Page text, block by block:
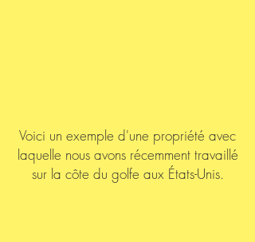
Voici un exemple d'une propriété avec
laquelle nous avons récemment travaillé
sur la côte du golfe aux États-Unis.